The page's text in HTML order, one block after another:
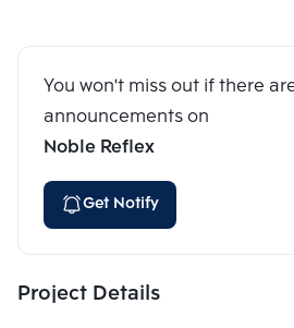
You won't miss out if there
announcements on
Noble Reflex
Get Notify
Project Details